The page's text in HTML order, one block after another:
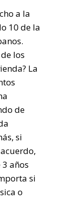
a la
10 de la
los
La
de
si
años
si
o